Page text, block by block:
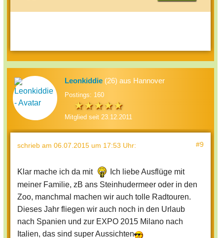
Leonkiddie (26) aus Hannover
Postings: 160
Mitglied seit 23.12.2011
schrieb am 06.07.2015 um 17:53 Uhr: #9
Klar mache ich da mit
Ich liebe Ausflüge mit
meiner Familie, zB ans Steinhudermeer oder in den
Zoo, manchmal machen wir auch tolle Radtouren.
Dieses Jahr fliegen wir auch noch in den Urlaub
nach Spanien und zur EXPO 2015 Milano nach
Italien, das sind super Aussichten